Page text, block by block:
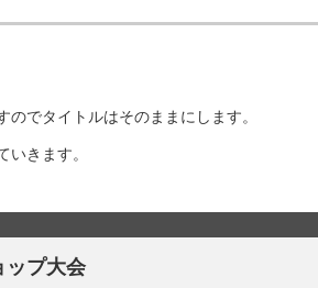
でタイトルはそのままにします。
きます。
ップ大会